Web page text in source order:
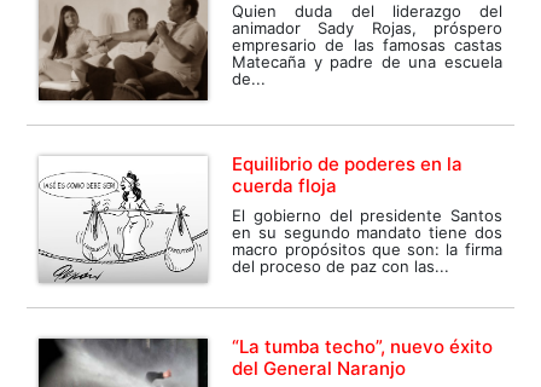
Quien duda del liderazgo del
animador Sady Rojas, próspero
empresario de las famosas castas
Matecaña y padre de una escuela
de...
Equilibrio de poderes en la
cuerda floja
El gobierno del presidente Santos
en su segundo mandato tiene dos
macro propósitos que son: la firma
del proceso de paz con las...
“La tumba techo”, nuevo éxito
del General Naranjo